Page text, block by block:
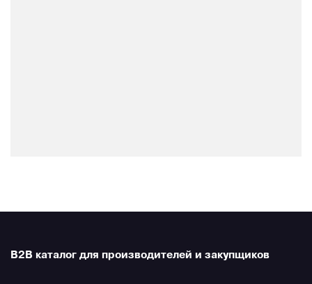
B2B каталог для производителей и закупщиков